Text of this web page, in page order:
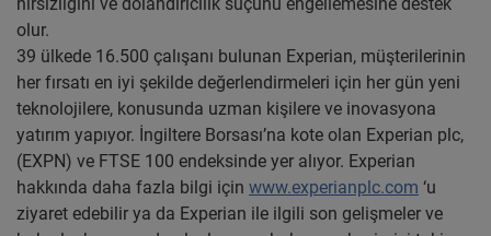
olur.
39 ülkede 16.500 çalışanı bulunan Experian, müşterilerinin
her fırsatı en iyi şekilde değerlendirmeleri için her gün yeni
teknolojilere, konusunda uzman kişilere ve inovasyona
yatırım yapıyor. İngiltere Borsası’na kote olan Experian plc,
(EXPN) ve FTSE 100 endeksinde yer alıyor. Experian
hakkında daha fazla bilgi için www.experianplc.com ‘u
ziyaret edebilir ya da Experian ile ilgili son gelişmeler ve